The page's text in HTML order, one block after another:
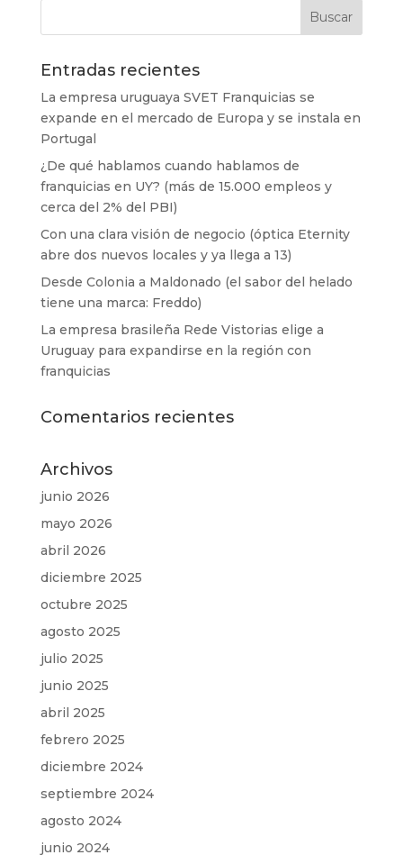
Entradas recientes
La empresa uruguaya SVET Franquicias se
expande en el mercado de Europa y se instala en
Portugal
¿De qué hablamos cuando hablamos de
franquicias en UY? (más de 15.000 empleos y
cerca del 2% del PBI)
Con una clara visión de negocio (óptica Eternity
abre dos nuevos locales y ya llega a 13)
Desde Colonia a Maldonado (el sabor del helado
tiene una marca: Freddo)
La empresa brasileña Rede Vistorias elige a
Uruguay para expandirse en la región con
franquicias
Comentarios recientes
Archivos
junio 2026
mayo 2026
abril 2026
diciembre 2025
octubre 2025
agosto 2025
julio 2025
junio 2025
abril 2025
febrero 2025
diciembre 2024
septiembre 2024
agosto 2024
junio 2024